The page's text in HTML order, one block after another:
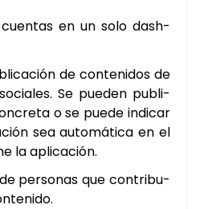
en un solo dash­
de con­te­ni­dos de
Se pue­den publi­
o se pue­de indi­car
sea auto­má­ti­ca en el
la apli­ca­ción.
per­so­nas que con­tri­bu­